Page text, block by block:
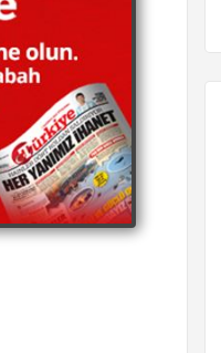
doktorun
bozar.